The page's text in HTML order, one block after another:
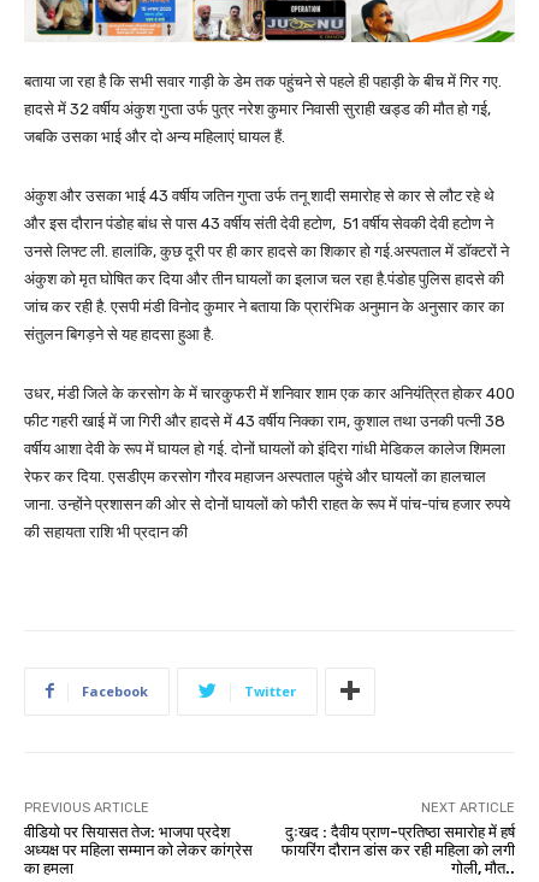
बताया जा रहा है कि सभी सवार गाड़ी के डेम तक पहुंचने से पहले ही पहाड़ी के बीच में गिर गए.
हादसे में 32 वर्षीय अंकुश गुप्ता उर्फ पुत्र नरेश कुमार निवासी सुराही खड्ड की मौत हो गई,
जबकि उसका भाई और दो अन्य महिलाएं घायल हैं.
अंकुश और उसका भाई 43 वर्षीय जतिन गुप्ता उर्फ तनू शादी समारोह से कार से लौट रहे थे
और इस दौरान पंडोह बांध से पास 43 वर्षीय संती देवी हटोण, 51 वर्षीय सेवकी देवी हटोण ने
उनसे लिफ्ट ली. हालांकि, कुछ दूरी पर ही कार हादसे का शिकार हो गई.अस्पताल में डॉक्टरों ने
अंकुश को मृत घोषित कर दिया और तीन घायलों का इलाज चल रहा है.पंडोह पुलिस हादसे की
जांच कर रही है. एसपी मंडी विनोद कुमार ने बताया कि प्रारंभिक अनुमान के अनुसार कार का
संतुलन बिगड़ने से यह हादसा हुआ है.
उधर, मंडी जिले के करसोग के में चारकुफरी में शनिवार शाम एक कार अनियंत्रित होकर 400
फीट गहरी खाई में जा गिरी और हादसे में 43 वर्षीय निक्का राम, कुशाल तथा उनकी पत्नी 38
वर्षीय आशा देवी के रूप में घायल हो गई. दोनों घायलों को इंदिरा गांधी मेडिकल कालेज शिमला
रेफर कर दिया. एसडीएम करसोग गौरव महाजन अस्पताल पहुंचे और घायलों का हालचाल
जाना. उन्होंने प्रशासन की ओर से दोनों घायलों को फौरी राहत के रूप में पांच-पांच हजार रुपये
की सहायता राशि भी प्रदान की
Facebook Twitter
PREVIOUS ARTICLE
वीडियो पर सियासत तेज: भाजपा प्रदेश
अध्यक्ष पर महिला सम्मान को लेकर कांग्रेस
का हमला
NEXT ARTICLE
दुःखद : दैवीय प्राण-प्रतिष्ठा समारोह में हर्ष
फायरिंग दौरान डांस कर रही महिला को लगी
गोली, मौत..